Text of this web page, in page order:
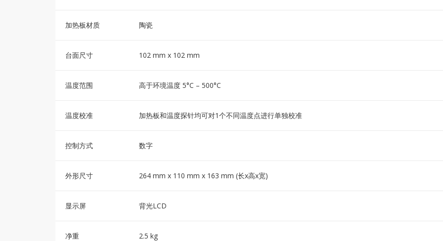
加热板材质 陶瓷
台面尺寸 102 mm x 102 mm
温度范围 高于环境温度 5°C – 500°C
温度校准 加热板和温度探针均可对1个不同温度点进行单独校准
控制方式 数字
外形尺寸 264 mm x 110 mm x 163 mm (长x高x宽)
显示屏 背光LCD
净重 2.5 kg